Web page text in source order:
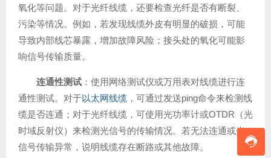
氧化等问题。对于光纤线缆，还要检查光纤是否有断裂、
污染等情况。例如，若发现线缆外皮有明显的破损，可能
导致内部线芯暴露，增加故障风险；接头处的氧化可能影
响信号传输质量。
连通性测试 ：使用网络测试仪或万用表对线缆进行连
通性测试。对于以太网线缆 ，可通过发送ping命令来检测线
缆是否连通；对于光纤线缆，可使用光功率计或OTDR（光
时域反射仪）来检测光信号的传输情况。若无法连通或光
信号传输异常，说明线缆存在断路或其他故障。